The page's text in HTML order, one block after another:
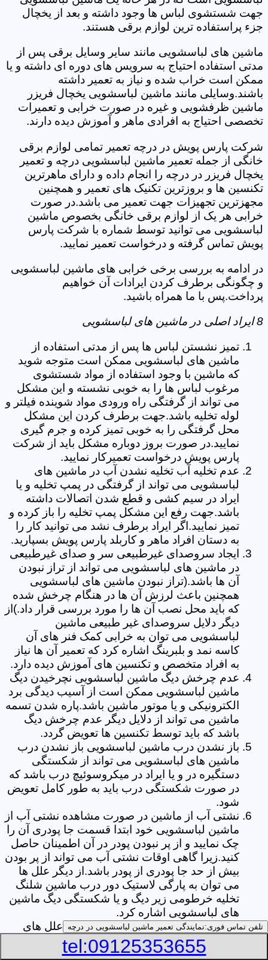
جهت شستشوی لباس ها وجود داشته و بعد از یخچال
جزء پراستفاده ترین لوازم برقی هستند.
ماشین های لباسشویی مانند سایر وسایل برقی پس از
مدتی استفاده احتیاج به سرویس های دوره ای داشته و یا
ممکن است خراب شده و نیاز به تعمیر داشته
باشند.وسایلی مانند ماشین لباسشویی یخچال فریزر
ماشین ظرفشویی و غیره در صورت خرابی و تعمیرات
تخصصی احتیاج به افرادی ماهر و آموزش دیده دارند.
شرکت پارس پویش در درچه تعمیر تمامی لوازم برقی
خانگی از جمله تعمیر ماشین لباسشویی درچه و تعمیر
یخچال فریزر در درچه را انجام داده و دارای ماهرترین
تکنسین ها و بروزترین تکنیک های تعمیر و همچنین
مجهزترین تجهیزات جهت تعمیر می باشد.در صورت
خرابی هر یک از لوازم برقی خانگی بخصوص ماشین
لباسشویی می توانید توسط شماره با شرکت پارس
پویش تماس گرفته و درخواست تعمیر نمایید.
در ادامه به بررسی برخی خرابی های ماشین لباسشویی
و چگونگی برطرف کردن ایرادات آن خواهیم
پرداخت.پس با ما همراه باشید.
8 ایراد اصلی در ماشین های لباسشویی
تمیز نشستن لباس ها پس از مدتی استفاده از
ماشین های لباسشویی ممکن است متوجه شوید
که ماشین با وجود استفاده از مواد شستشوی
مرغوب لباس ها را به خوبی نشسته و این مشکل
می تواند از گرفتگی راه ورودی مواد شوینده فیلتر و
لوله تخلیه باشد.جهت برطرف کردن این مشکل
محل گرفتگی را به خوبی تمیز کرده و جرم گیری
نمایید.در صورت بروز دوباره مشکل باید از شرکت
پارس پویش درخواست تعمیرکار نمایید.
عدم تخلیه آب تخلیه نشدن آب در ماشین های
لباسشویی می تواند از گرفتگی در پمپ تخلیه و یا
ایراد در سیم کشی و قطع شدن اتصالات داشته
باشد.جهت رفع این مشکل پمپ تخلیه را باز کرده و
تمیز نمایید.اگر ایراد برطرف نشد می توانید کار را
به دستان افراد ماهر و کاربلد پارس پویش بسپارید.
ایجاد سروصدای غیرطبیعی سر و صدای غیرطبیعی
در ماشین های لباسشویی می تواند از تراز نبودن
آن ها باشد.(تراز نبودن ماشین های لباسشویی
همچنین باعث لرزش آن ها در هنگام چرخش شده
که باید محل نصب آن ها را مورد بررسی قرار داد.)از
دیگر دلایل سروصدای غیر طبیعی ماشین
لباسشویی می توان به خرابی کمک فنر های آن
کاسه نمد و بلبرینگ اشاره کرد که تعمیر آن ها نیاز
به افراد متخصص و تکنسین های آموزش دیده دارد.
عدم چرخش دیگ ماشین لباسشویی نچرخیدن دیگ
ماشین لباسشویی ممکن است از آسیب دیدگی برد
الکترونیکی و یا موتور ماشین باشد.پاره شدن تسمه
ماشین می تواند از دلایل دیگر عدم چرخش دیگ
باشد که باید توسط تکنسین ها تعویض گردد.
باز نشدن درب ماشین لباسشویی باز نشدن درب
ماشین های لباسشویی می تواند از شکستگی
دستگیره در و یا ایراد در میکروسوئیچ درب باشد که
در صورت شکستگی درب باید به طور کامل تعویض
شود.
نشتی آب از ماشین در صورت مشاهده نشتی آب از
ماشین لباسشویی خود ابتدا قسمت جا پودری آن را
چک نمایید و از پر نبودن پودر در آن اطمینان حاصل
کنید.زیرا گاهی اوقات نشتی آب می تواند از پر بودن
بیش از حد جا پودری از پودر باشد.از دیگر علل ها
می توان به پارگی لاستیک دور درب ماشین شلنگ
تخلیه خرطومی زیر دیگ و یا شکستگی دیگ ماشین
های لباسشویی اشاره کرد.
خشک نکردن لباس ها یکی از بیشترین علل های
خشک نکردن لباس ها توسط ماشین های
لباسشویی پر کردن دیگ آن ها بیش از حد ظرفیت
تلفن تماس فوری:نمایندگی تعمیر ماشین لباسشویی در درچه
tel:09125353655